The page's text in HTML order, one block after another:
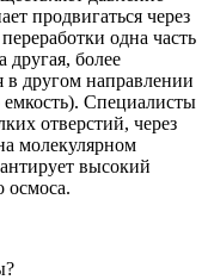
продвигаться через
одна часть
другая, более
в другом направлении
Специалисты
отверстий, через
молекулярном
высокий
осмоса.